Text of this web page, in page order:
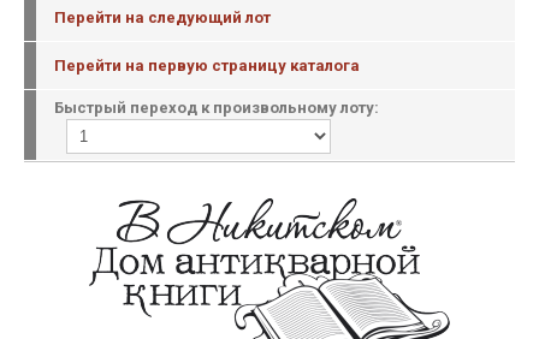
Перейти на следующий лот
Перейти на первую страницу каталога
Быстрый переход к произвольному лоту: